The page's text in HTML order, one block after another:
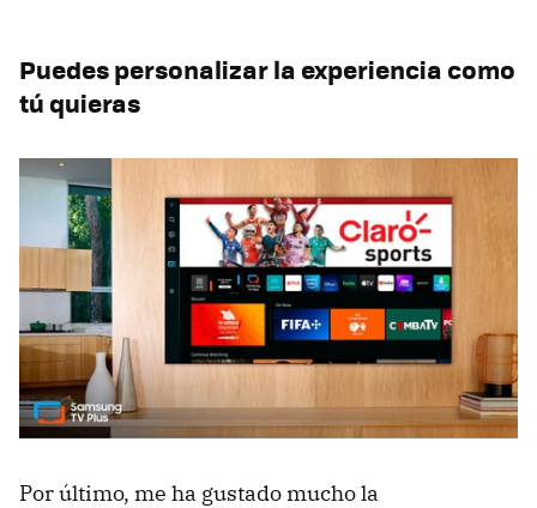
Puedes personalizar la experiencia como
tú quieras
Por último, me ha gustado mucho la